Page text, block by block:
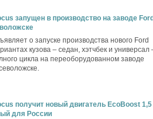
запущен в производство на заводе
о запуске производства нового Ford
кузова – седан, хэтчбек и универсал
цикла на переоборудованном заводе
получит новый двигатель EcoBoost 1,5
для России